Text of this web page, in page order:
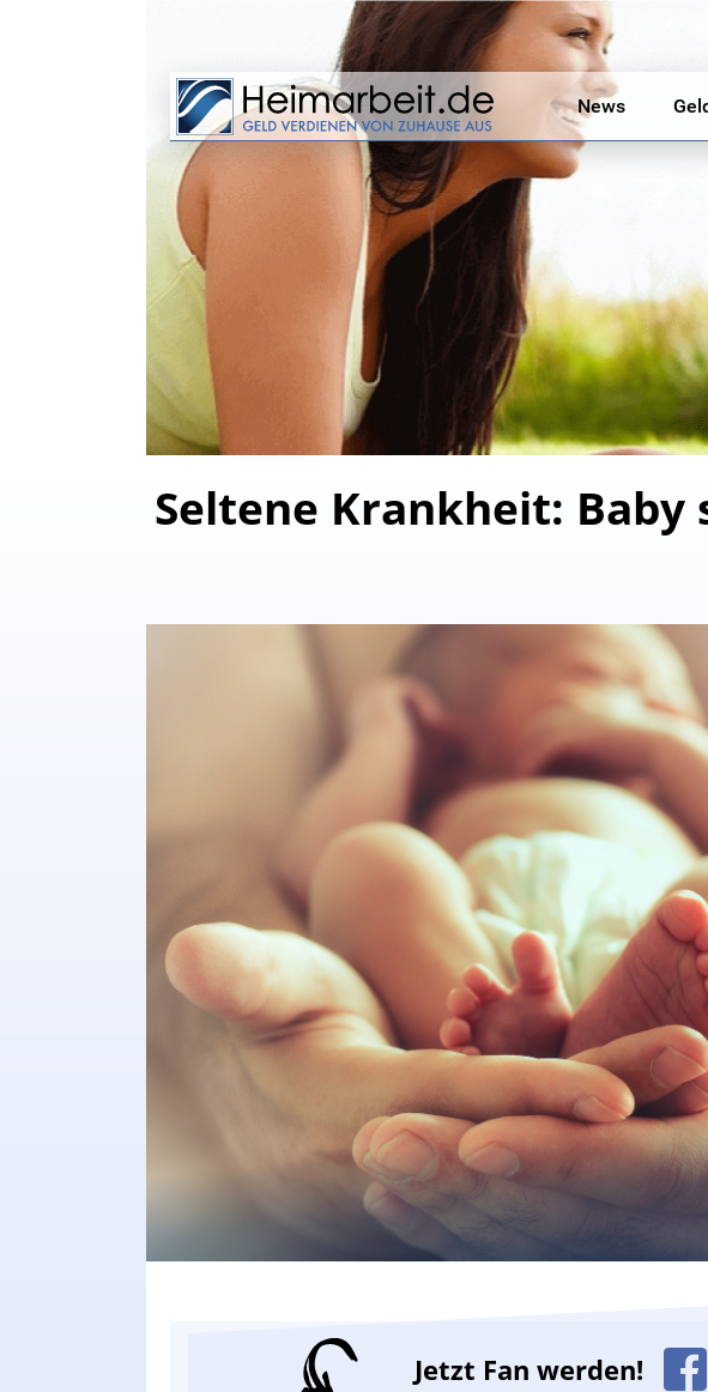
News
Seltene Krankheit: Baby
Jetzt Fan werden!